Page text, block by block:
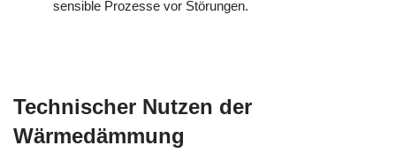
sensible Prozesse vor Störungen.
Technischer Nutzen der
Wärmedämmung